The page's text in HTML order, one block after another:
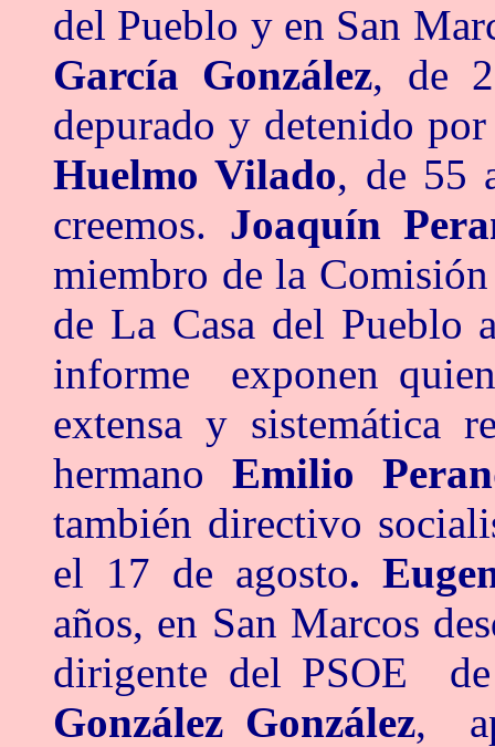
del Pueblo y en San
García González, de
depurado y detenido
Huelmo Vilado, de 55
creemos. Joaquín
miembro de la
de La Casa del
informe exponen
extensa y sistemática
hermanoEmilio
también directivo
el 17 de agosto.
años, en San Marcos
dirigente del PSOE
González González,